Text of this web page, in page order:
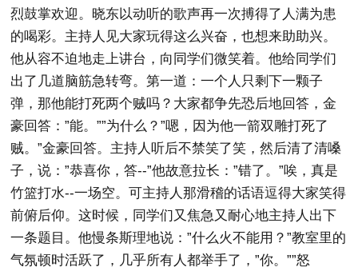
烈鼓掌欢迎。晓东以动听的歌声再一次搏得了人满为患
的喝彩。主持人见大家玩得这么兴奋，也想来助助兴。
他从容不迫地走上讲台，向同学们微笑着。他给同学们
出了几道脑筋急转弯。第一道：一个人只剩下一颗子
弹，那他能打死两个贼吗？大家都争先恐后地回答，金
豪回答：”能。””为什么？”嗯，因为他一箭双雕打死了
贼。”金豪回答。主持人听后不禁笑了笑，然后清了清嗓
子，说：”恭喜你，答--”他故意拉长：”错了。”唉，真是
竹篮打水--一场空。可主持人那滑稽的话语逗得大家笑得
前俯后仰。这时候，同学们又焦急又耐心地主持人出下
一条题目。他慢条斯理地说：”什么火不能用？”教室里的
气氛顿时活跃了，几乎所有人都举手了，”你。””怒